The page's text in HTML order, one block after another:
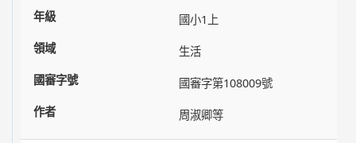
國小1上
生活
國審字第108009號
周淑卿等